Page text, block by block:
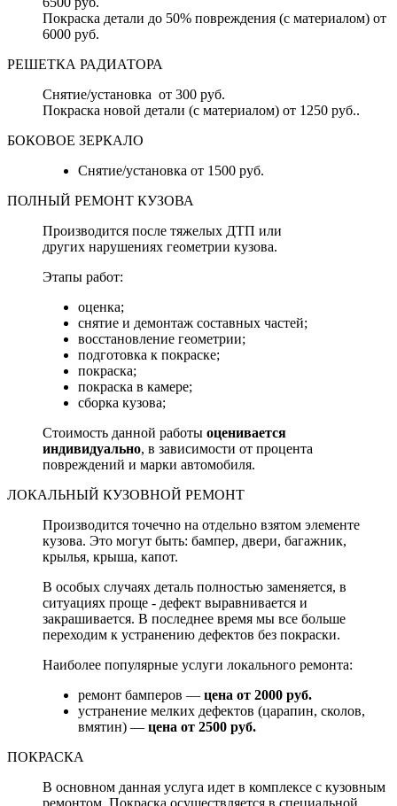
Покраска детали до 50% повреждения (с материалом) от
6000 руб.
РЕШЕТКА РАДИАТОРА
Снятие/установка от 300 руб.
Покраска новой детали (с материалом) от 1250 руб..
БОКОВОЕ ЗЕРКАЛО
Снятие/установка от 1500 руб.
ПОЛНЫЙ РЕМОНТ КУЗОВА
Производится после тяжелых ДТП или
других нарушениях геометрии кузова.
Этапы работ:
оценка;
снятие и демонтаж составных частей;
восстановление геометрии;
подготовка к покраске;
покраска;
покраска в камере;
сборка кузова;
Стоимость данной работы оценивается
индивидуально, в зависимости от процента
повреждений и марки автомобиля.
ЛОКАЛЬНЫЙ КУЗОВНОЙ РЕМОНТ
Производится точечно на отдельно взятом элементе
кузова. Это могут быть: бампер, двери, багажник,
крылья, крыша, капот.
В особых случаях деталь полностью заменяется, в
ситуациях проще - дефект выравнивается и
закрашивается. В последнее время мы все больше
переходим к устранению дефектов без покраски.
Наиболее популярные услуги локального ремонта:
ремонт бамперов — цена от 2000 руб.
устранение мелких дефектов (царапин, сколов,
вмятин) — цена от 2500 руб.
ПОКРАСКА
В основном данная услуга идет в комплексе с кузовным